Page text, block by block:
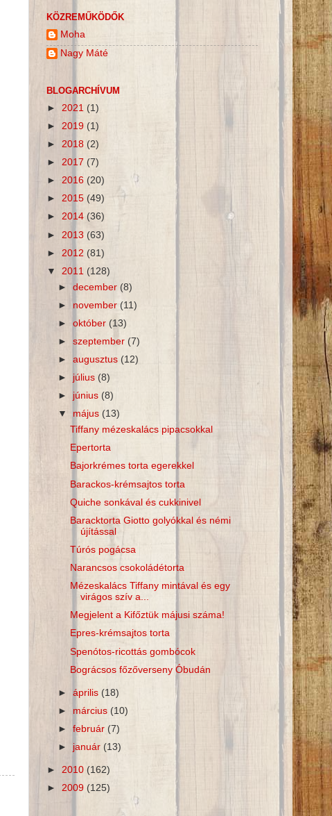
KÖZREMŰKÖDŐK
Moha
Nagy Máté
BLOGARCHÍVUM
► 2021 (1)
► 2019 (1)
► 2018 (2)
► 2017 (7)
► 2016 (20)
► 2015 (49)
► 2014 (36)
► 2013 (63)
► 2012 (81)
▼ 2011 (128)
►december (8)
► november(11)
►október (13)
►szeptember (7)
►augusztus (12)
► július(8)
► június (8)
▼ május (13)
Tiffany mézeskalács pipacsokkal
Epertorta
Bajorkrémes torta egerekkel
Barackos-krémsajtos torta
Quiche sonkával és cukkinivel
Baracktorta Giotto golyókkal és némi
újítással
Túrós pogácsa
Narancsos csokoládétorta
Mézeskalács Tiffany mintával és egy
virágos szív a...
Megjelent a Kifőztük májusi száma!
Epres-krémsajtos torta
Spenótos-ricottás gombócok
Bográcsos főzőverseny Óbudán
►április (18)
► március (10)
►február (7)
► január (13)
► 2010 (162)
► 2009 (125)